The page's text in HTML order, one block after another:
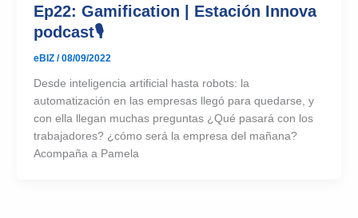
Ep22: Gamification | Estación Innova
podcast🎙
eBIZ /08/09/2022
Desde inteligencia artificial hasta robots: la
automatización en las empresas llegó para quedarse, y
con ella llegan muchas preguntas ¿Qué pasará con los
trabajadores? ¿cómo será la empresa del mañana?
Acompaña a Pamela